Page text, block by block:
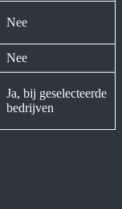
Nee
Nee
Ja, bij geselecteerde
bedrijven